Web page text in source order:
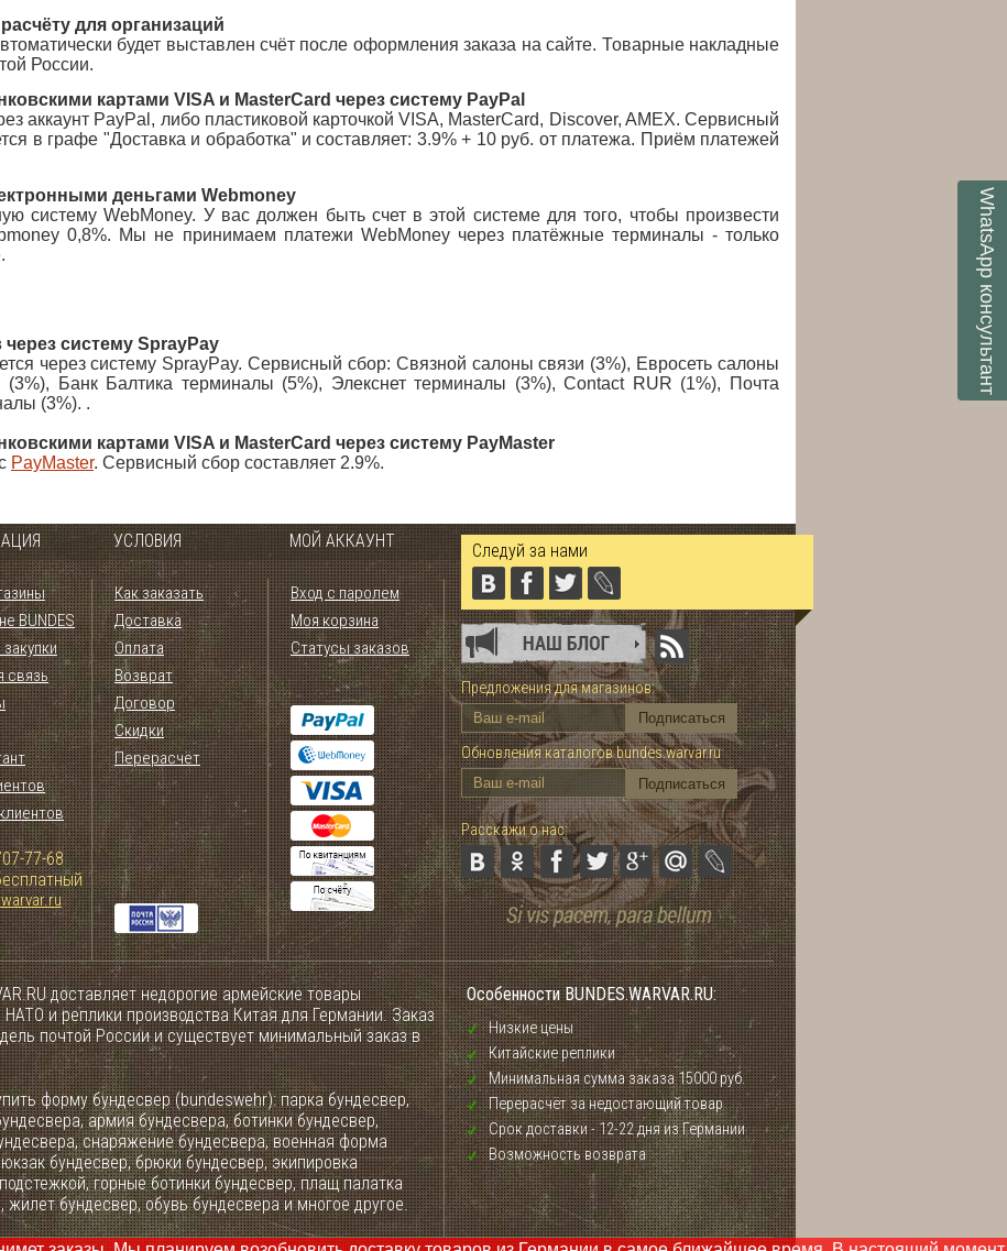
для организаций
будет выставлен счёт после оформления заказа на сайте. Товарные накладные
России.
картами VISA и MasterCard через систему PayPal
аккаунт PayPal, либо пластиковой карточкой VISA, MasterCard, Discover, AMEX. Сервисный
в графе "Доставка и обработка" и составляет: 3.9% + 10 руб. от платежа. Приём платежей
деньгами Webmoney
систему WebMoney. У вас должен быть счет в этой системе для того, чтобы произвести
0,8%. Мы не принимаем платежи WebMoney через платёжные терминалы - только
.
систему SprayPay
через систему SprayPay. Сервисный сбор: Связной салоны связи (3%), Евросеть салоны
Банк Балтика терминалы (5%), Элекснет терминалы (3%), Contact RUR (1%), Почта
(3%). .
картами VISA и MasterCard через систему PayMaster
PayMaster. Сервисный сбор составляет 2.9%.
УСЛОВИЯ МОЙ АККАУНТ
BUNDES
связь
77-68
Как заказать
Доставка
Оплата
Возврат
Договор
Скидки
Перерасчёт
Вход с паролем
Моя корзина
Статусы заказов
Следуй за нами
Предложения для магазинов:
Обновления каталогов bundes.warvar.ru
Расскажи о нас:
доставляет недорогие армейские товары
и реплики производства Китая для Германии. Заказ
почтой России и существует минимальный заказ в
форму бундесвер (bundeswehr): парка бундесвер,
армия бундесвера, ботинки бундесвер,
снаряжение бундесвера, военная форма
бундесвер, брюки бундесвер, экипировка
горные ботинки бундесвер, плащ палатка
бундесвер, обувь бундесвера и многое другое.
Особенности BUNDES.WARVAR.RU:
Низкие цены
Китайские реплики
Минимальная сумма заказа 15000 руб.
Перерасчёт за недостающий товар
Срок доставки - 12-22 дня из Германии
Возможность возврата
WhatsApp
консультант